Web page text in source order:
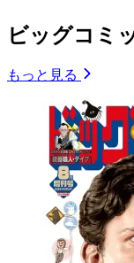
ビッグコミ
もっと見る